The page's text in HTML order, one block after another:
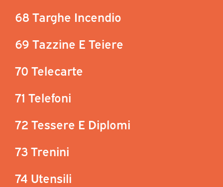
68 Targhe Incendio
69 Tazzine E Teiere
70 Telecarte
71 Telefoni
72 Tessere E Diplomi
73 Trenini
74 Utensili